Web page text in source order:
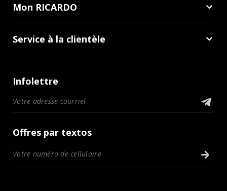
Mon RICARDO
Service à la clientèle
Infolettre
Offres par textos